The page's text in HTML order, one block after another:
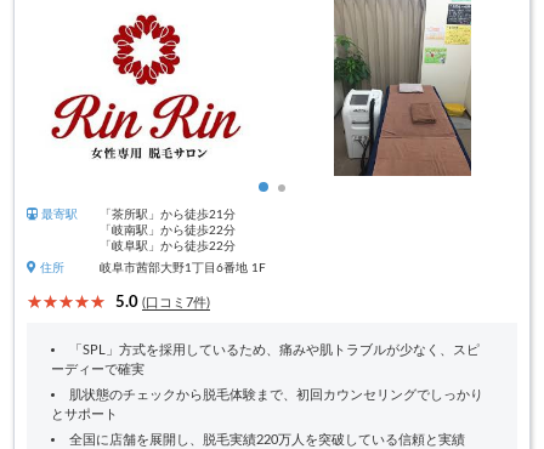
最寄駅
「茶所駅」から徒歩21分
「岐南駅」から徒歩22分
「岐阜駅」から徒歩22分
住所
岐阜市茜部大野1丁目6番地 1F
5.0 (口コミ7件)
「SPL」方式を採用しているため、痛みや肌トラブルが少なく、スピ
ーディーで確実
肌状態のチェックから脱毛体験まで、初回カウンセリングでしっかり
とサポート
全国に店舗を展開し、脱毛実績220万人を突破している信頼と実績